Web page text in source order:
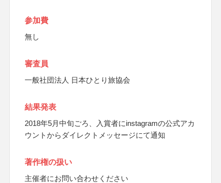
参加費
無し
審査員
一般社団法人 日本ひとり旅協会
結果発表
2018年5月中旬ごろ、入賞者にinstagramの公式アカ
ウントからダイレクトメッセージにて通知
著作権の扱い
主催者にお問い合わせください